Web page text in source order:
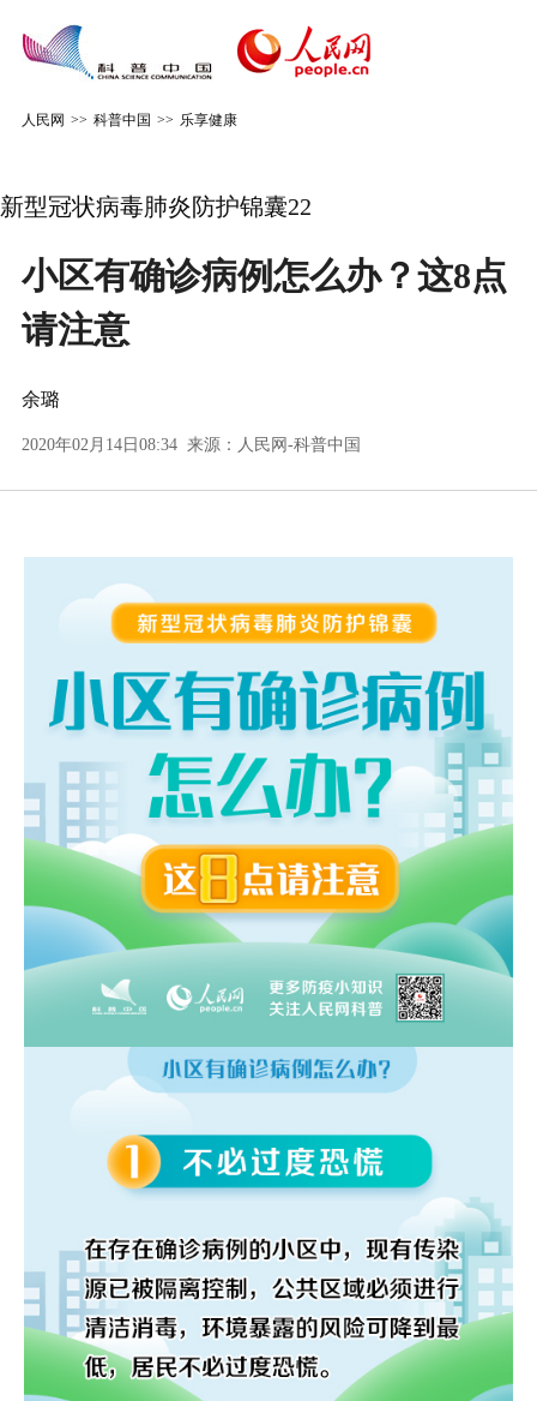
人民网 >> 科普中国 >> 乐享健康
新型冠状病毒肺炎防护锦囊22
小区有确诊病例怎么办？这8点
请注意
余璐
2020年02月14日08:34 来源： 人民网-科普中国